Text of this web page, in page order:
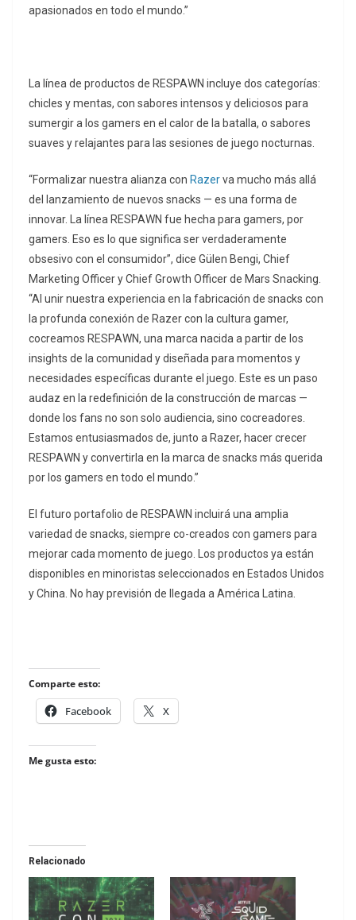
apasionados en todo el mundo.”
La línea de productos de RESPAWN incluye dos categorías:
chicles y mentas, con sabores intensos y deliciosos para
sumergir a los gamers en el calor de la batalla, o sabores
suaves y relajantes para las sesiones de juego nocturnas.
“Formalizar nuestra alianza con Razerva mucho más allá
del lanzamiento de nuevos snacks — es una forma de
innovar. La línea RESPAWN fue hecha para gamers, por
gamers. Eso es lo que significa ser verdaderamente
obsesivo con el consumidor”, dice Gülen Bengi, Chief
Marketing Officer y Chief Growth Officer de Mars Snacking.
“Al unir nuestra experiencia en la fabricación de snacks con
la profunda conexión de Razer con la cultura gamer,
cocreamos RESPAWN, una marca nacida a partir de los
insights de la comunidad y diseñada para momentos y
necesidades específicas durante el juego. Este es un paso
audaz en la redefinición de la construcción de marcas —
donde los fans no son solo audiencia, sino cocreadores.
Estamos entusiasmados de, junto a Razer, hacer crecer
RESPAWN y convertirla en la marca de snacks más querida
por los gamers en todo el mundo.”
El futuro portafolio de RESPAWN incluirá una amplia
variedad de snacks, siempre co-creados con gamers para
mejorar cada momento de juego. Los productos ya están
disponibles en minoristas seleccionados en Estados Unidos
y China. No hay previsión de llegada a América Latina.
Comparte esto:
Facebook X
Me gusta esto:
Relacionado